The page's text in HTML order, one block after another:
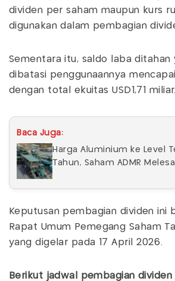
dividen per saham maupun kurs
digunakan dalam pembagian
Sementara itu, saldo laba ditahan
dibatasi penggunaannya mencapai
dengan total ekuitas USD1,71 miliar.
Baca Juga:
Harga Aluminium ke Level
Tahun, Saham ADMR
Keputusan pembagian dividen ini
Rapat Umum Pemegang Saham
yang digelar pada 17 April 2026.
Berikut jadwal pembagian dividen